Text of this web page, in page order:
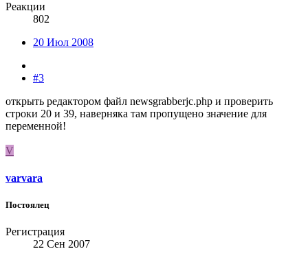
Реакции
802
20 Июл 2008
#3
открыть редактором файл newsgrabberjc.php и проверить
строки 20 и 39, наверняка там пропущено значение для
переменной!
V
varvara
Постоялец
Регистрация
22 Сен 2007